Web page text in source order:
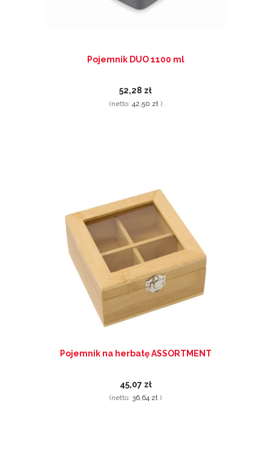
Pojemnik DUO 1100 ml
52,28 zł
(netto: 42,50 zł)
Pojemnik na herbatę ASSORTMENT
45,07 zł
(netto: 36,64 zł )